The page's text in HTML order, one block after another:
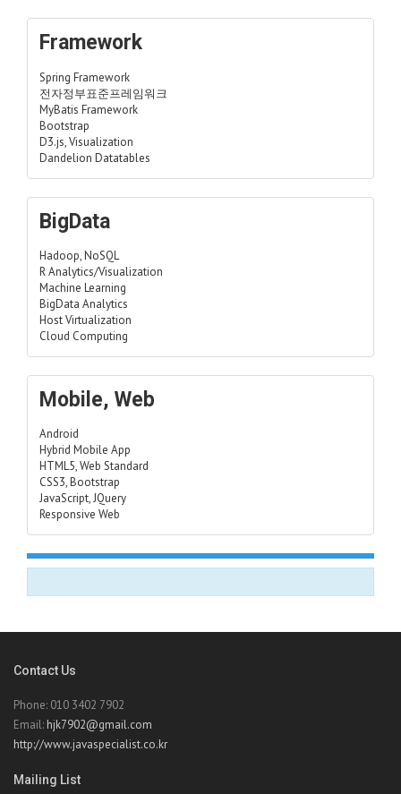
Framework
Spring Framework
전자정부표준프레임워크
MyBatis Framework
Bootstrap
D3.js, Visualization
Dandelion Datatables
BigData
Hadoop, NoSQL
R Analytics/Visualization
Machine Learning
BigData Analytics
Host Virtualization
Cloud Computing
Mobile, Web
Android
Hybrid Mobile App
HTML5, Web Standard
CSS3, Bootstrap
JavaScript, JQuery
Responsive Web
Contact Us
Phone: 010 3402 7902
Email: hjk7902@gmail.com
http://www.javaspecialist.co.kr
Mailing List